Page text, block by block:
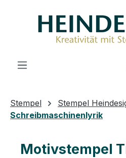
Stempel
Stempel
Schreibmaschinenlyrik
Motivstempel